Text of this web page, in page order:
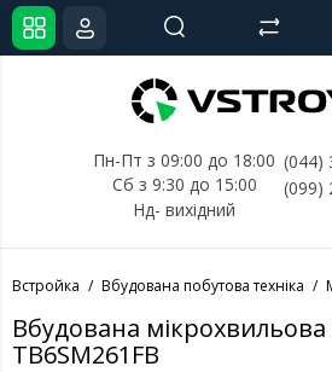
Пн-Пт з 09:00 до 18:00
Сб з 9:30 до 15:00
Нд- вихідний
(044)
(099)
Встройка Вбудована побутова техніка
Вбудована мікрохвильова
TB6SM261FB